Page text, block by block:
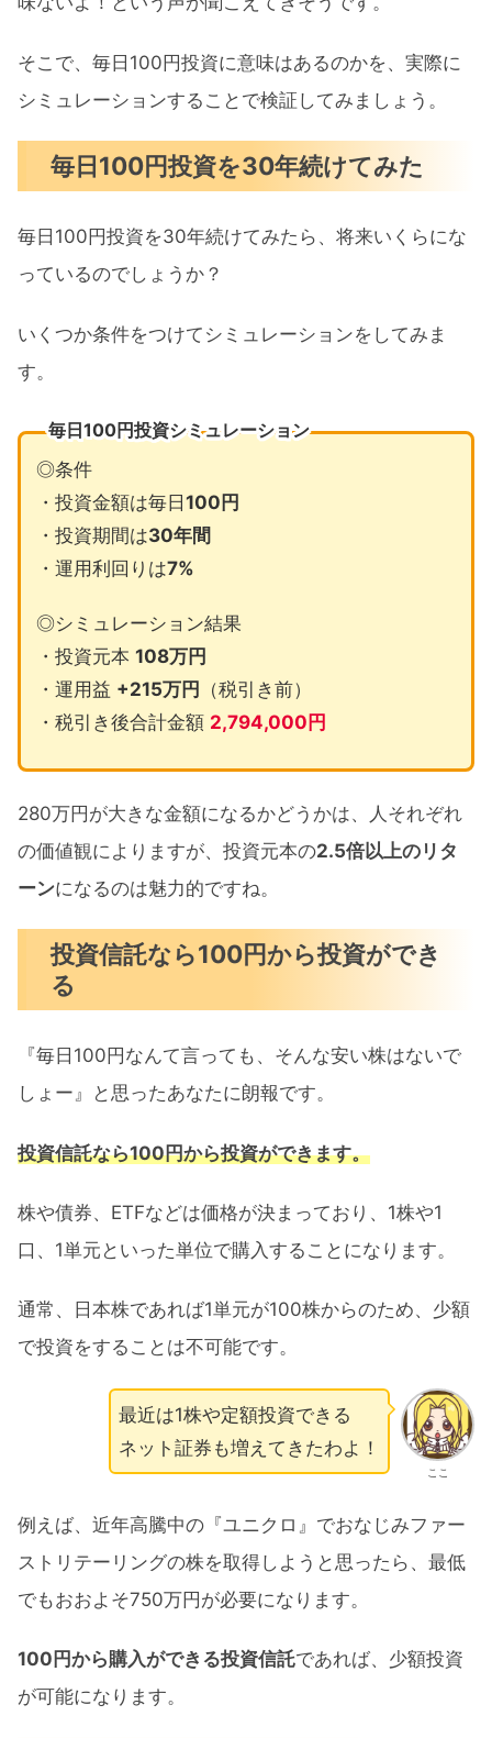
毎月3万円を投資するなら『新NISA』
がおすすめ
新NISAの非課税期間は無期限
新NISAって難しいの？
毎日100円投資に意味はあるのか まとめ
そこで、毎日100円投資に意味はあるのかを、実際に
シミュレーションすることで検証してみましょう。
毎日100円投資を30年続けてみた
毎日100円投資を30年続けてみたら、将来いくらにな
っているのでしょうか？
いくつか条件をつけてシミュレーションをしてみま
す。
毎日100円投資シミュレーション
◎条件
・投資金額は毎日100円
・投資期間は30年間
・運用利回りは7%
◎シミュレーション結果
・投資元本 108万円
・運用益 +215万円
（税引き前）
・税引き後合計金額 2,794,000円
280万円が大きな金額になるかどうかは、人それぞれ
の価値観によりますが、投資元本の2.5倍以上のリタ
ーンになるのは魅力的ですね。
投資信託なら100円から投資ができ
る
『毎日100円なんて言っても、そんな安い株はないで
しょー』と思ったあなたに朗報です。
投資信託なら100円から投資ができます。
株や債券、ETFなどは価格が決まっており、1株や1
口、1単元といった単位で購入することになります。
通常、日本株であれば1単元が100株からのため、少額
で投資をすることは不可能です。
ここ
最近は1株や定額投資できる
ネット証券も増えてきたわよ！
例えば、近年高騰中の『ユニクロ』でおなじみファー
ストリテーリングの株を取得しようと思ったら、最低
でもおおよそ750万円が必要になります。
100円から購入ができる投資信託であれば、少額投資
が可能になります。